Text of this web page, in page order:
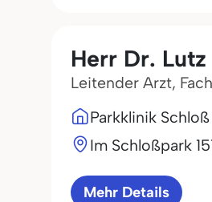
Herr Dr.
Leitender Arzt,
Parkklinik
Im Schloßpark 1
Mehr Details